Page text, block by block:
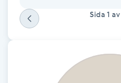
Headspa
Healing
mig massa bra tips och
kan jag gifta mig med
Sida 1 av